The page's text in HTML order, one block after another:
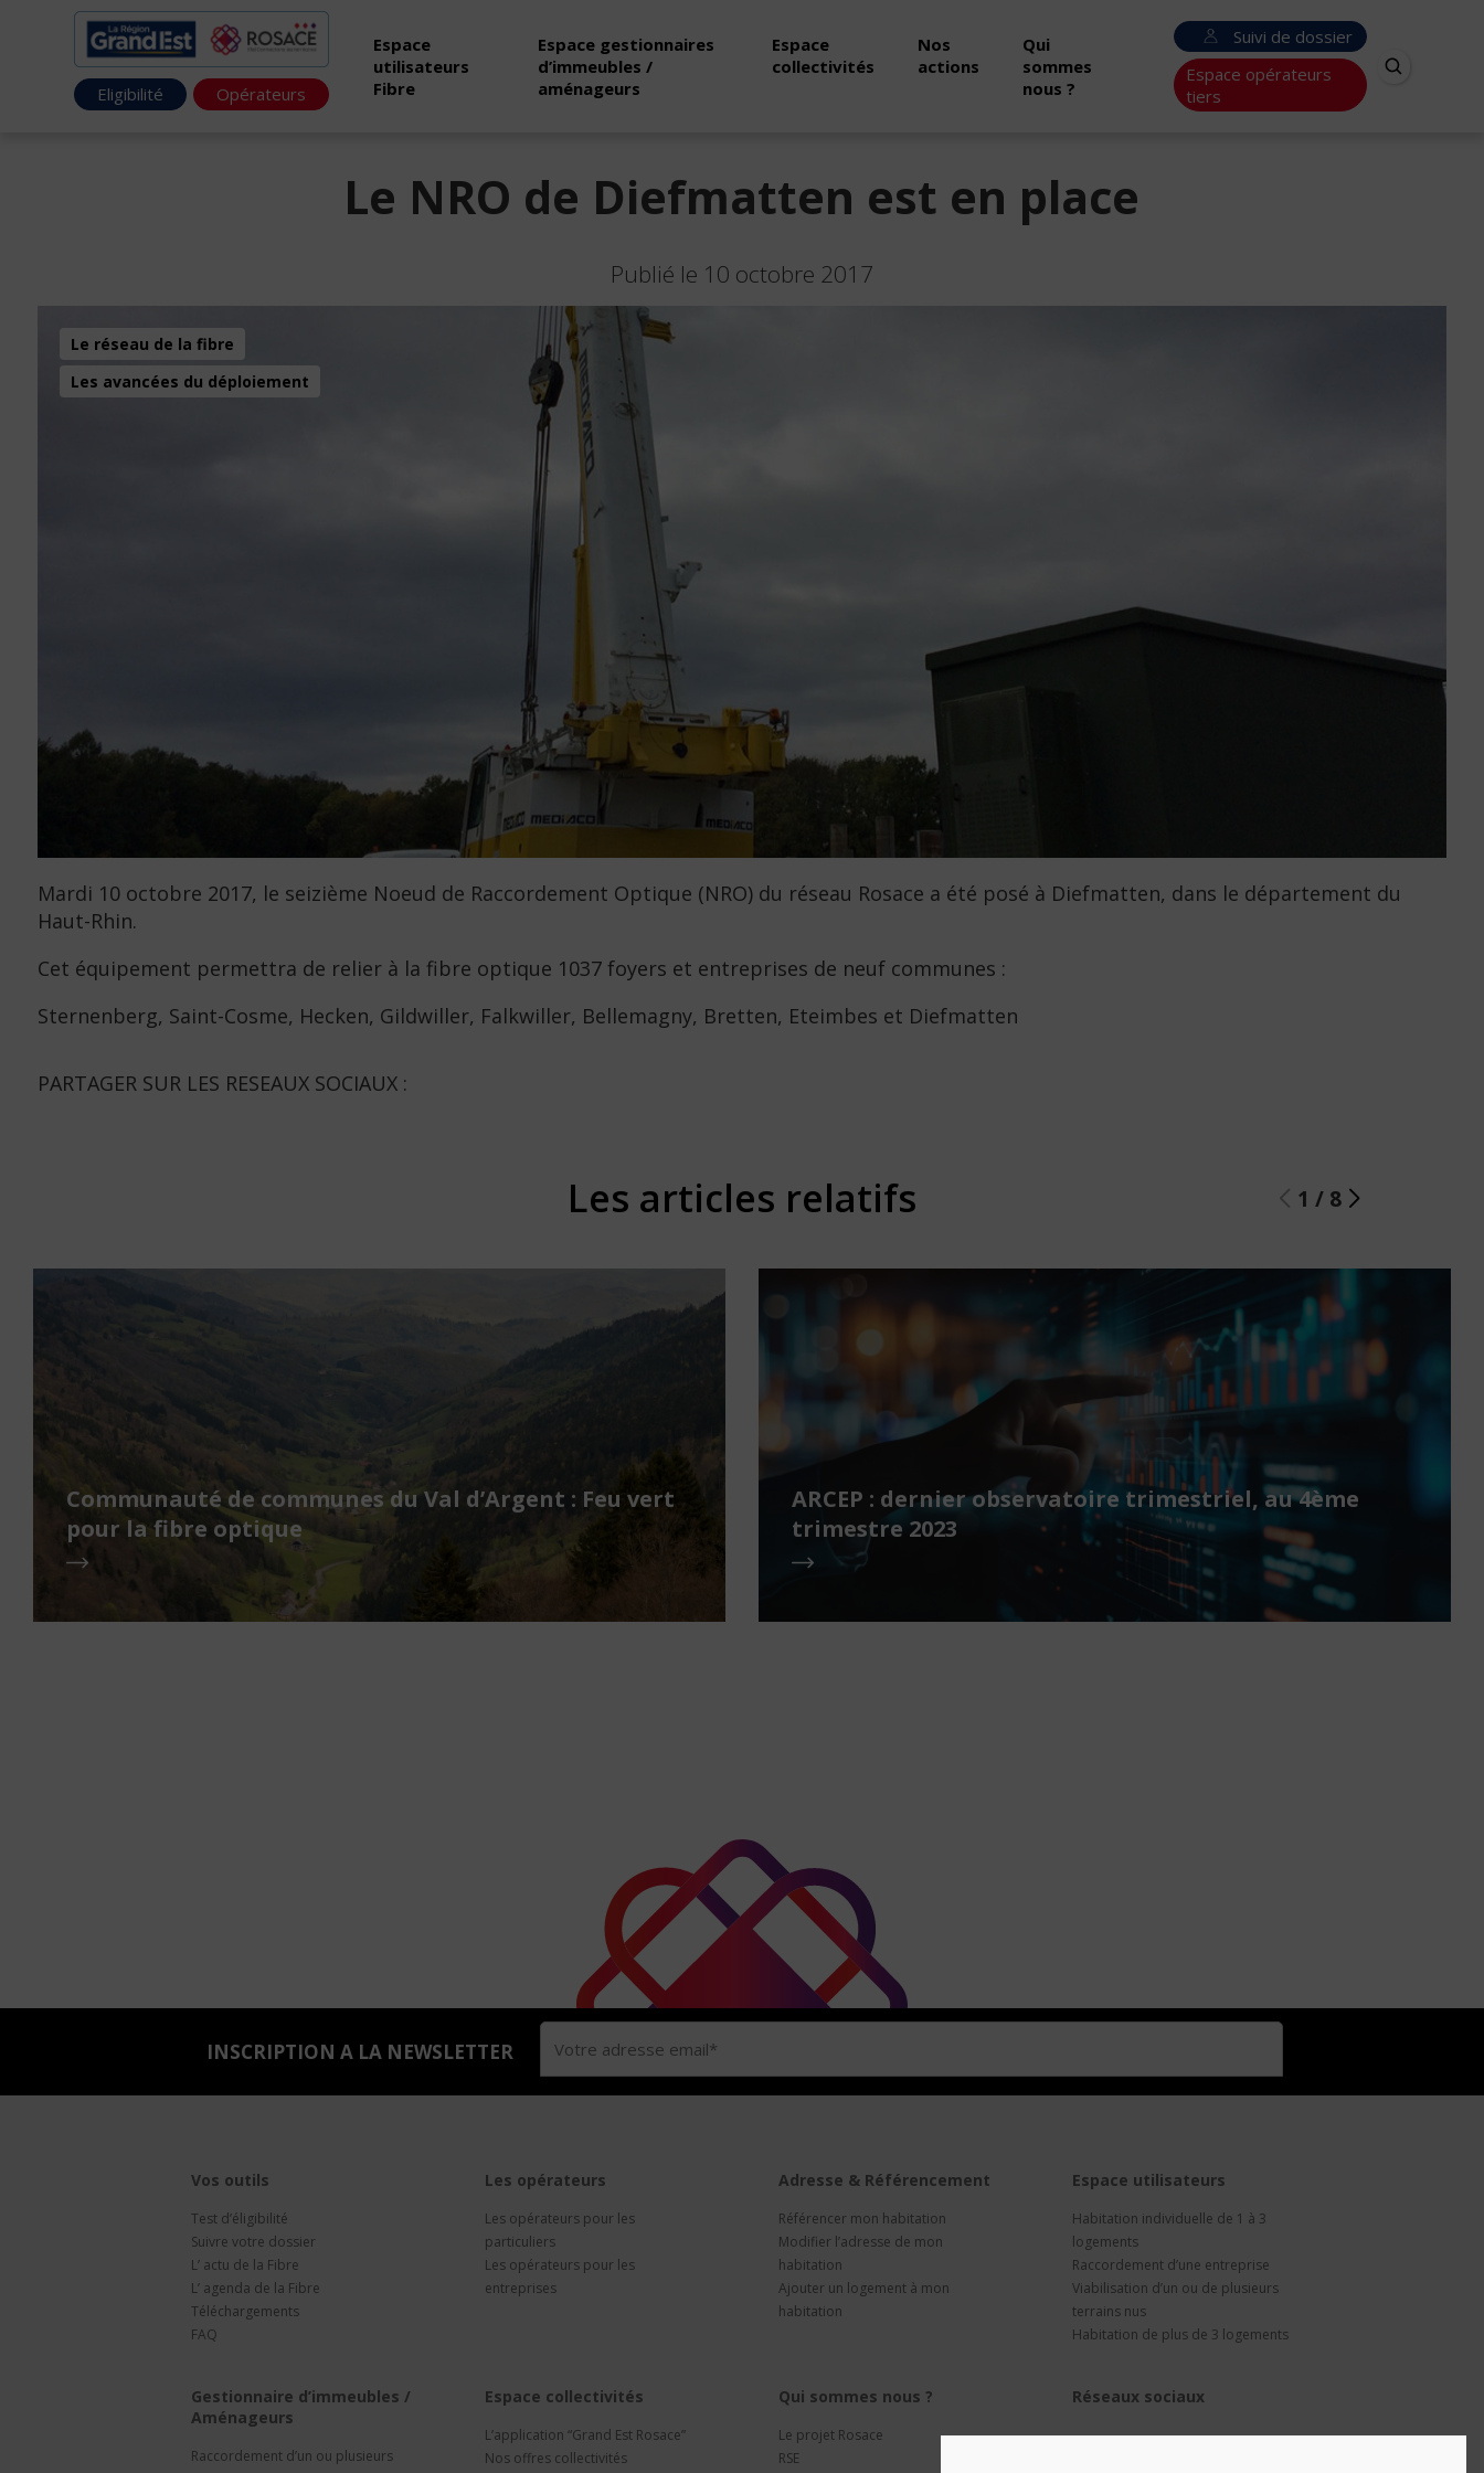
Eligibilité Opérateurs
Espace
utilisateurs
Fibre
Espace gestionnaires
d’immeubles /
aménageurs
Espace
collectivités
Nos
actions
Qui
sommes
nous ?
Suivi de dossier
Espace opérateurs
tiers
Le NRO de Diefmatten est en place
Publié le 10 octobre 2017
Le réseau de la fibre
Les avancées du déploiement
Mardi 10 octobre 2017, le seizième Noeud de Raccordement Optique (NRO) du réseau Rosace a été posé à Diefmatten, dans le département du
Haut-Rhin.
Cet équipement permettra de relier à la fibre optique 1037 foyers et entreprises de neuf communes :
Sternenberg, Saint-Cosme, Hecken, Gildwiller, Falkwiller, Bellemagny, Bretten, Eteimbes et Diefmatten
PARTAGER SUR LES RESEAUX SOCIAUX :
Les articles relatifs 1 / 8
Communauté de communes du Val d’Argent : Feu vert
pour la fibre optique
ARCEP : dernier observatoire trimestriel, au 4ème
trimestre 2023
INSCRIPTION A LA NEWSLETTER
Vos outils
Test d’éligibilité
Suivre votre dossier
L’ actu de la Fibre
L’ agenda de la Fibre
Téléchargements
FAQ
Les opérateurs
Les opérateurs pour les
particuliers
Les opérateurs pour les
entreprises
Adresse & Référencement
Référencer mon habitation
Modifier l’adresse de mon
habitation
Ajouter un logement à mon
habitation
Espace utilisateurs
Habitation individuelle de 1 à 3
logements
Raccordement d’une entreprise
Viabilisation d’un ou de plusieurs
terrains nus
Habitation de plus de 3 logements
Gestionnaire d’immeubles /
Aménageurs
Raccordement d’un ou plusieurs
Espace collectivités
L’application “Grand Est Rosace”
Nos offres collectivités
Qui sommes nous ?
Le projet Rosace
RSE
Réseaux sociaux